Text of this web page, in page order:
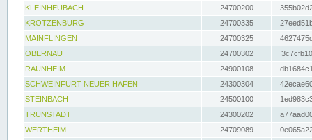
KLEINHEUBACH 24700200
KROTZENBURG
24700335
MAINFLINGEN
24700325
OBERNAU
24700302
RAUNHEIM
24900108
SCHWEINFURT NEUER HAFEN
24300304
STEINBACH
24500100
TRUNSTADT
24300202
WERTHEIM
24709089